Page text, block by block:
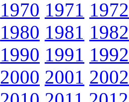
1970 1971 1972
1980 1981 1982
1990 1991 1992
2000 2001 2002